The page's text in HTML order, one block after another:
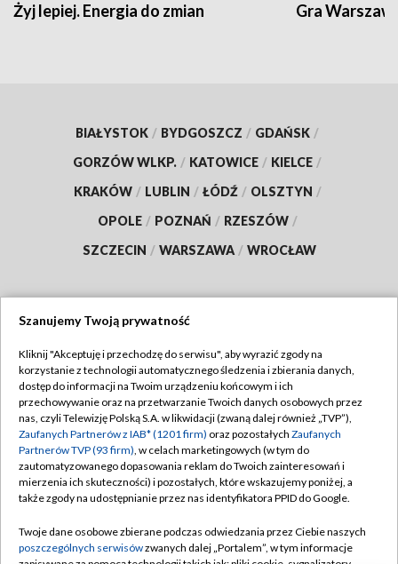
Żyj lepiej. Energia do zmian Gra
BIAŁYSTOK / BYDGOSZCZ / GDAŃSK /
GORZÓW WLKP. / KATOWICE / KIELCE /
KRAKÓW / LUBLIN / ŁÓDŹ / OLSZTYN /
OPOLE / POZNAŃ / RZESZÓW /
SZCZECIN / WARSZAWA / WROCŁAW
TVP
Abonament TVP
Emisja w TVP
Centrum informacji TVP
Naziemna Telewizja Cyfrowa
Rada Programowa
Regulamin TVP
Polityka prywatności
Moje zgody
Pomoc
Kontakt
Szanujemy Twoją prywatność
Kliknij "Akceptuję i przechodzę do serwisu", aby wyrazić zgody na
korzystanie z technologii automatycznego śledzenia i zbierania danych,
dostęp do informacji na Twoim urządzeniu końcowym i ich
przechowywanie oraz na przetwarzanie Twoich danych osobowych przez
nas, czyli Telewizję Polską S.A. w likwidacji (zwaną dalej również „TVP”),
Zaufanych Partnerów z IAB* (1201 firm) oraz pozostałych Zaufanych
Partnerów TVP (93 firm), w celach marketingowych (w tym do
zautomatyzowanego dopasowania reklam do Twoich zainteresowań i
mierzenia ich skuteczności) i pozostałych, które wskazujemy poniżej, a
także zgody na udostępnianie przez nas identyfikatora PPID do Google.
Twoje dane osobowe zbierane podczas odwiedzania przez Ciebie naszych
poszczególnych serwisówzwanych dalej „Portalem”, w tym informacje